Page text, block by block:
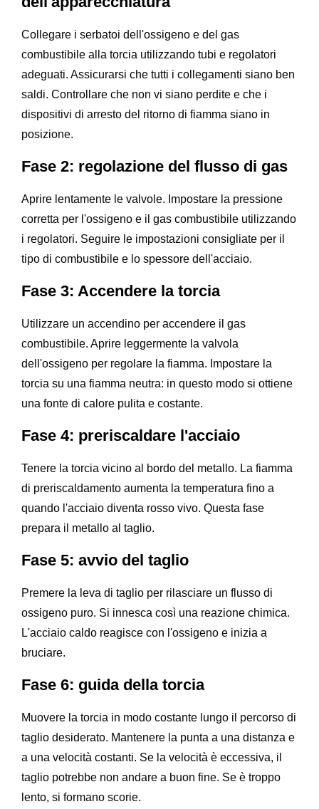
Collegare i serbatoi dell'ossigeno e del gas
combustibile alla torcia utilizzando tubi e regolatori
adeguati. Assicurarsi che tutti i collegamenti siano ben
saldi. Controllare che non vi siano perdite e che i
dispositivi di arresto del ritorno di fiamma siano in
posizione.
Fase 2: regolazione del flusso di gas
Aprire lentamente le valvole. Impostare la pressione
corretta per l'ossigeno e il gas combustibile utilizzando
i regolatori. Seguire le impostazioni consigliate per il
tipo di combustibile e lo spessore dell'acciaio.
Fase 3: Accendere la torcia
Utilizzare un accendino per accendere il gas
combustibile. Aprire leggermente la valvola
dell'ossigeno per regolare la fiamma. Impostare la
torcia su una fiamma neutra: in questo modo si ottiene
una fonte di calore pulita e costante.
Fase 4: preriscaldare l'acciaio
Tenere la torcia vicino al bordo del metallo. La fiamma
di preriscaldamento aumenta la temperatura fino a
quando l'acciaio diventa rosso vivo. Questa fase
prepara il metallo al taglio.
Fase 5: avvio del taglio
Premere la leva di taglio per rilasciare un flusso di
ossigeno puro. Si innesca così una reazione chimica.
L'acciaio caldo reagisce con l'ossigeno e inizia a
bruciare.
Fase 6: guida della torcia
Muovere la torcia in modo costante lungo il percorso di
taglio desiderato. Mantenere la punta a una distanza e
a una velocità costanti. Se la velocità è eccessiva, il
taglio potrebbe non andare a buon fine. Se è troppo
lento, si formano scorie.